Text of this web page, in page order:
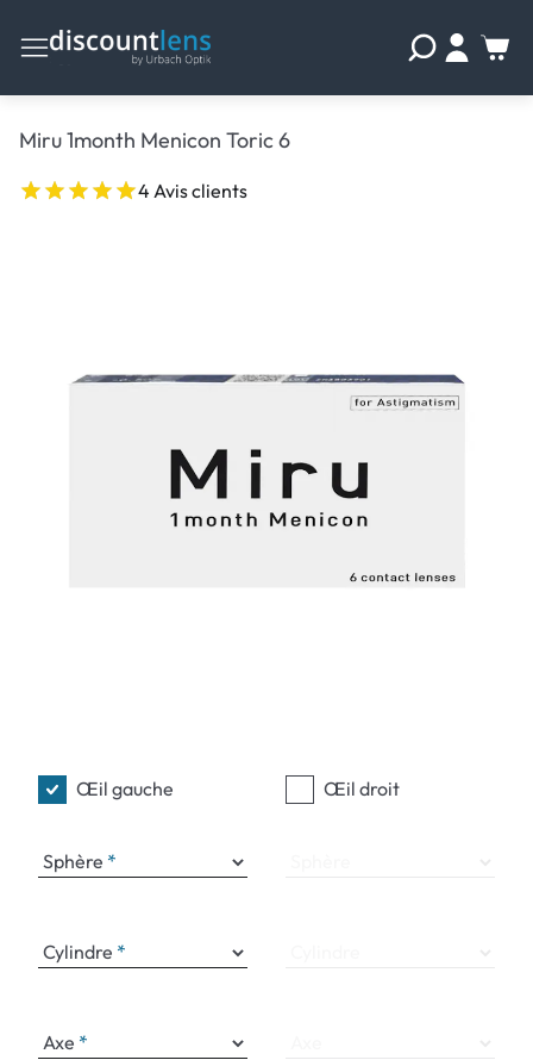
Miru 1month Menicon Toric 6
4 Avis clients
Œil gauche
Sphère
Cylindre
Axe
Œil droit